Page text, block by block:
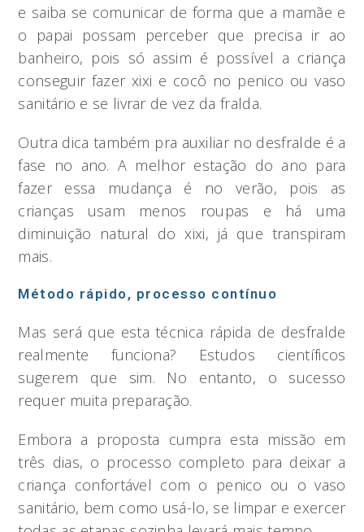
e saiba se comunicar de forma que a mamãe e
o papai possam perceber que precisa ir ao
banheiro, pois só assim é possível a criança
conseguir fazer xixi e cocô no penico ou vaso
sanitário e se livrar de vez da fralda.
Outra dica também pra auxiliar no desfralde é a
fase no ano. A melhor estação do ano para
fazer essa mudança é no verão, pois as
crianças usam menos roupas e há uma
diminuição natural do xixi, já que transpiram
mais.
Método rápido, processo contínuo
Mas será que esta técnica rápida de desfralde
realmente funciona? Estudos científicos
sugerem que sim. No entanto, o sucesso
requer muita preparação.
Embora a proposta cumpra esta missão em
três dias, o processo completo para deixar a
criança confortável com o penico ou o vaso
sanitário, bem como usá-lo, se limpar e exercer